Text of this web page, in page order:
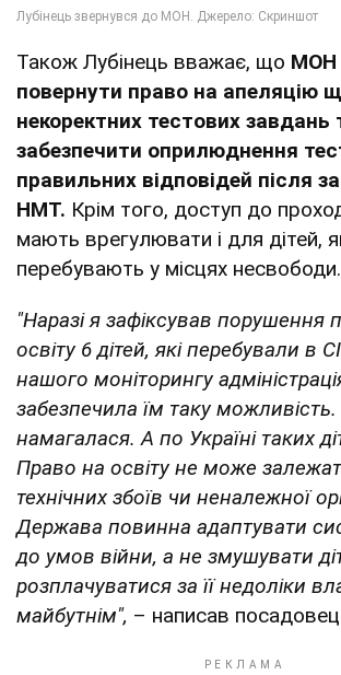
Також Лубінець вважає, що МОН
повернути право на апеляцію
некоректних тестових завдань
забезпечити оприлюднення
правильних відповідей після
НМТ. Крім того, доступ до
мають врегулювати і для дітей,
перебувають у місцях несвободи.
"Наразі я зафіксував порушення
освіту 6 дітей, які перебували в
нашого моніторингу
забезпечила їм таку можливість.
намагалася. А по Україні таких
Право на освіту не може
технічних збоїв чи неналежної
Держава повинна адаптувати
до умов війни, а не змушувати
розплачуватися за її недоліки
майбутнім", – написав